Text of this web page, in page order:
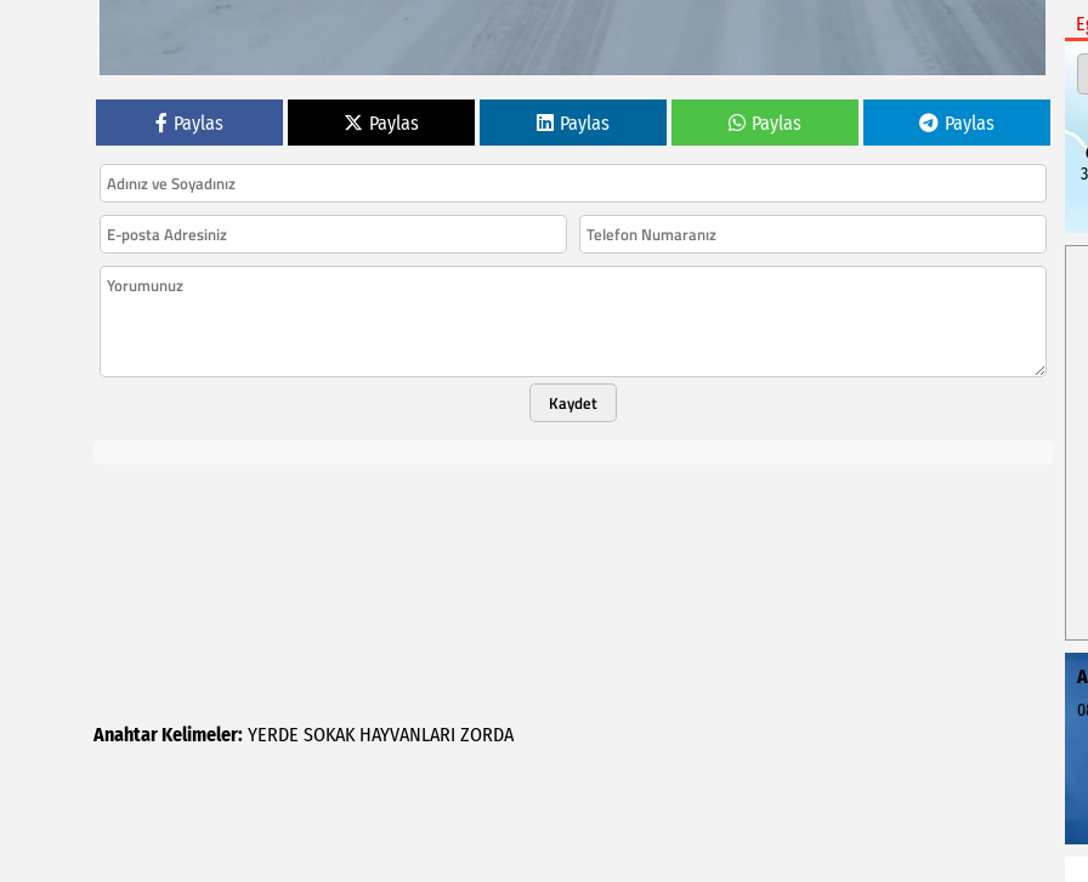
Paylas Paylas Paylas Paylas Paylas
Kaydet
Anahtar Kelimeler: YERDE SOKAK HAYVANLARI ZORDA